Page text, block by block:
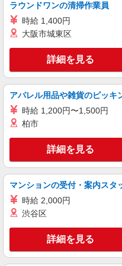
ラウンドワンの清掃作業員
時給 1,400円
大阪市城東区
詳細を見る
アパレル用品や雑貨のピッキ
時給 1,200円〜1,500円
柏市
詳細を見る
マンションの受付・案内スタ
時給 2,000円
渋谷区
詳細を見る